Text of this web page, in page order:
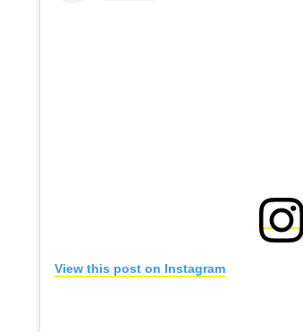
View this post on Instagram